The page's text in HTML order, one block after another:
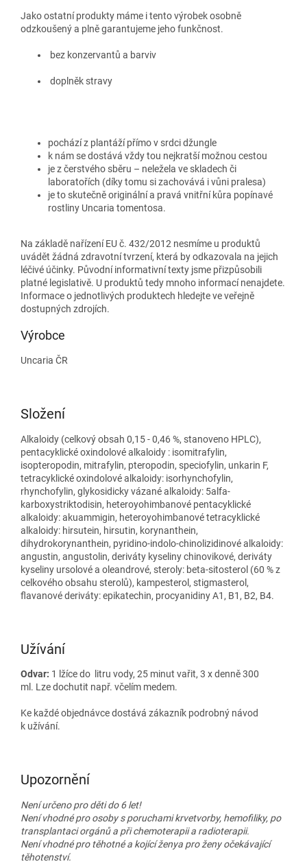
Jako ostatní produkty máme i tento výrobek osobně
odzkoušený a plně garantujeme jeho funkčnost.
bez konzervantů a barviv
doplněk stravy
pochází z plantáží přímo v srdci džungle
k nám se dostává vždy tou nejkratší možnou cestou
je z čerstvého sběru – neležela ve skladech či
laboratořích (díky tomu si zachovává i vůni pralesa)
je to skutečně originální a pravá vnitřní kůra popínavé
rostliny Uncaria tomentosa.
Na základě nařízení EU č. 432/2012 nesmíme u produktů
uvádět žádná zdravotní tvrzení, která by odkazovala na jejich
léčivé účinky. Původní informativní texty jsme přizpůsobili
platné legislativě. U produktů tedy mnoho informací nenajdete.
Informace o jednotlivých produktech hledejte ve veřejně
dostupných zdrojích.
Výrobce
Uncaria ČR
Složení
Alkaloidy (celkový obsah 0,15 - 0,46 %, stanoveno HPLC),
pentacyklické oxindolové alkaloidy : isomitrafylin,
isopteropodin, mitrafylin, pteropodin, speciofylin, unkarin F,
tetracyklické oxindolové alkaloidy: isorhynchofylin,
rhynchofylin, glykosidicky vázané alkaloidy: 5alfa-
karboxystriktodisin, heteroyohimbanové pentacyklické
alkaloidy: akuammigin, heteroyohimbanové tetracyklické
alkaloidy: hirsutein, hirsutin, korynanthein,
dihydrokorynanthein, pyridino-indolo-chinolizidinové alkaloidy:
angustin, angustolin, deriváty kyseliny chinovikové, deriváty
kyseliny ursolové a oleandrové, steroly: beta-sitosterol (60 % z
celkového obsahu sterolů), kampesterol, stigmasterol,
flavanové deriváty: epikatechin, procyanidiny A1, B1, B2, B4.
Užívání
Odvar: 1 lžíce do litru vody, 25 minut vařit, 3 x denně 300
ml. Lze dochutit např. včelím medem.
Ke každé objednávce dostává zákazník podrobný návod
k užívání.
Upozornění
Není určeno pro děti do 6 let!
Není vhodné pro osoby s poruchami krvetvorby, hemofiliky, po
transplantaci orgánů a při chemoterapii a radioterapii.
Není vhodné pro těhotné a kojící ženya pro ženy očekávající
těhotenství.